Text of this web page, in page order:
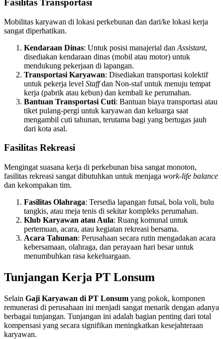
Fasilitas Transportasi
Mobilitas karyawan di lokasi perkebunan dan dari/ke lokasi kerja
sangat diperhatikan.
Kendaraan Dinas: Untuk posisi manajerial dan Assistant,
disediakan kendaraan dinas (mobil atau motor) untuk
mendukung pekerjaan di lapangan.
Transportasi Karyawan: Disediakan transportasi kolektif
untuk pekerja level Staffdan Non-staf untuk menuju tempat
kerja (pabrik atau kebun) dan kembali ke perumahan.
Bantuan Transportasi Cuti: Bantuan biaya transportasi atau
tiket pulang-pergi untuk karyawan dan keluarga saat
mengambil cuti tahunan, terutama bagi yang bertugas jauh
dari kota asal.
Fasilitas Rekreasi
Mengingat suasana kerja di perkebunan bisa sangat monoton,
fasilitas rekreasi sangat dibutuhkan untuk menjaga work-life balance
dan kekompakan tim.
Fasilitas Olahraga: Tersedia lapangan futsal, bola voli, bulu
tangkis, atau meja tenis di sekitar kompleks perumahan.
Klub Karyawan atau Aula: Ruang komunal untuk
pertemuan, acara, atau kegiatan rekreasi bersama.
Acara Tahunan: Perusahaan secara rutin mengadakan acara
kebersamaan, olahraga, dan perayaan hari besar untuk
menumbuhkan rasa kekeluargaan.
Tunjangan Kerja PT Lonsum
Selain Gaji Karyawan di PT Lonsum yang pokok, komponen
remunerasi di perusahaan ini menjadi sangat menarik dengan adanya
berbagai tunjangan. Tunjangan ini adalah bagian penting dari total
kompensasi yang secara signifikan meningkatkan kesejahteraan
karyawan.